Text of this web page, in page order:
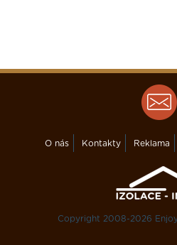
O nás Kontakty Reklama
Copyright 2008-2026